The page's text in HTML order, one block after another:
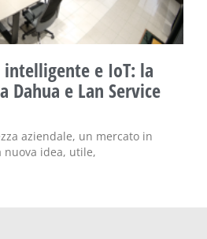
e IoT: la
e Lan Service
aziendale, un mercato in
nuova idea, utile,